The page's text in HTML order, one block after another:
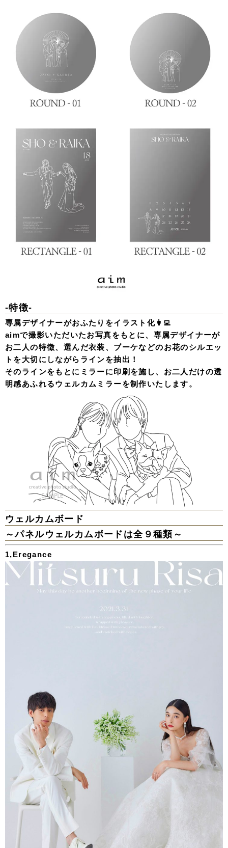
-特徴-
専属デザイナーがおふたりをイラスト化👩‍💻
aimで撮影いただいたお写真をもとに、専属デザイナーが
お二人の特徴、選んだ衣装、ブーケなどのお花のシルエッ
トを大切にしながらラインを抽出！
そのラインをもとにミラーに印刷を施し、お二人だけの透
明感あふれるウェルカムミラーを制作いたします。
ウェルカムボード
～パネルウェルカムボードは全９種類～
1,Eregance